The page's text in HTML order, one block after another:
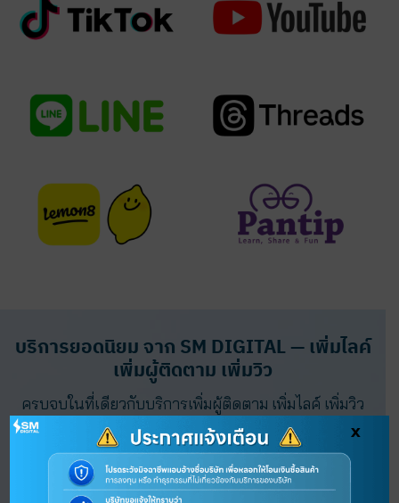
บริการยอดนิยม จาก SM DIGITAL — เพิ่มไลค์
เพิ่มผู้ติดตาม เพิ่มวิว
ครบจบในที่เดียวกับบริการเพิ่มผู้ติดตาม เพิ่มไลค์ เพิ่มวิว
ไลฟ์สด ช่วยเปิดการมองเห็นบนแพลตฟอร์มหลัก
ทำให้การสร้างตัวตนบนโลกออนไลน์ของคุณเป็นเรื่องง่าย
และยั่งยืน
x